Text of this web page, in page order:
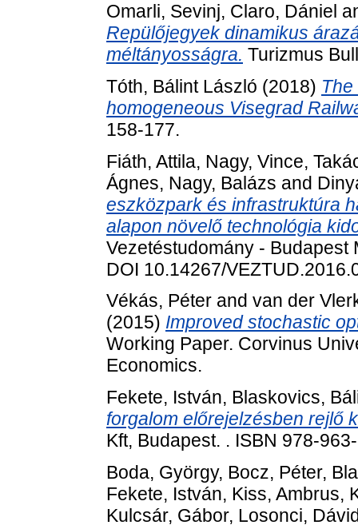
Omarli, Sevinj, Claro, Dániel
Repülőjegyek dinamikus
méltányosságra. Turizmus
Tóth, Bálint László (2018)
homogeneous Visegrad
158-177.
Fiáth, Attila, Nagy, Vince,
Ágnes, Nagy, Balázs and
eszközpark és infrastruktúra
alapon növelő technológia
Vezetéstudomány - Budapest
DOI 10.14267/
Vékás, Péter and van der
(2015) Improved stochastic
Working Paper. Corvinus
Economics.
Fekete, István, Blaskovics,
forgalom előrejelzésben rejlő
Kft, Budapest. . ISBN 978-
Boda, György, Bocz, Péter,
Fekete, István, Kiss, Ambrus,
Kulcsár, Gábor, Losonci,